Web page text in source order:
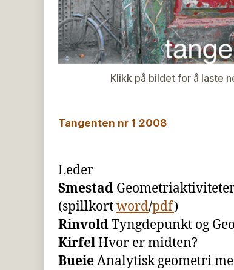
Klikk på bildet for å laste
Tangenten nr 1 2008
Leder
Smestad
(spillkortword/pdf)
RinvoldTyngdepunkt og
KirfelHvor er midten?
BueieAnalytisk geometri